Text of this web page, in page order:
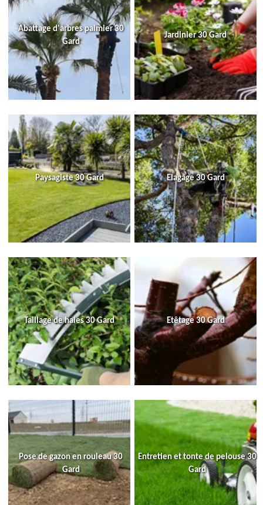
Abattage d'arbres palmier 30
Gard
Jardinier 30 Gard
Paysagiste 30 Gard Elagage 30 Gard
Taillage de haies 30 Gard Etêtage 30 Gard
Pose de gazon en rouleau 30
Gard
Entretien et tonte de pelouse 30
Gard